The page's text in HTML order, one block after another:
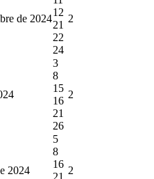
de 2024
12
21
22
24
2
3
8
15
16
21
26
2
2024
5
8
16
21
2